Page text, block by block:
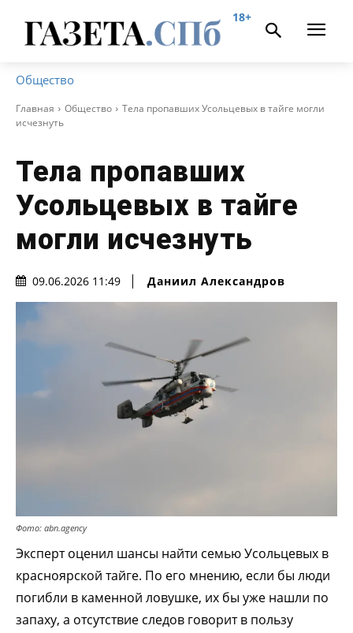
18+
Общество
Главная Общество
Тела пропавших Усольцевых в тайге могли
исчезнуть
Тела пропавших
Усольцевых в тайге
могли исчезнуть
09.06.2026 11:49 Даниил Александров
Фото: abn.agency
Эксперт оценил шансы найти семью Усольцевых в
красноярской тайге. По его мнению, если бы люди
погибли в каменной ловушке, их бы уже нашли по
запаху, а отсутствие следов говорит в пользу